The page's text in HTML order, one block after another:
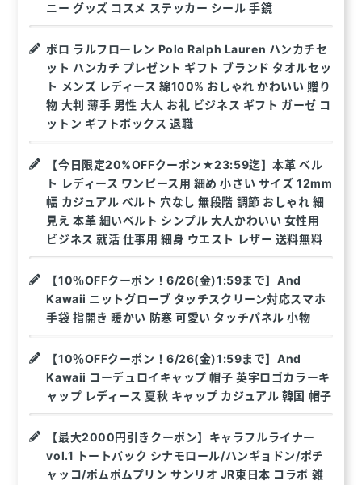
ニー グッズ コスメ ステッカー シール 手鏡
ポロ ラルフローレン Polo Ralph Lauren ハンカチセ
ット ハンカチ プレゼント ギフト ブランド タオルセッ
ト メンズ レディース 綿100% おしゃれ かわいい 贈り
物 大判 薄手 男性 大人 お礼 ビジネス ギフト ガーゼ コ
ットン ギフトボックス 退職
【今日限定20%OFFクーポン★23:59迄】本革 ベル
ト レディース ワンピース用 細め 小さい サイズ 12mm
幅 カジュアル ベルト 穴なし 無段階 調節 おしゃれ 細
見え 本革 細いベルト シンプル 大人かわいい 女性用
ビジネス 就活 仕事用 細身 ウエスト レザー 送料無料
【10％OFFクーポン！6/26(金)1:59まで】And
Kawaii ニットグローブ タッチスクリーン対応スマホ
手袋 指開き 暖かい 防寒 可愛い タッチパネル 小物
【10％OFFクーポン！6/26(金)1:59まで】And
Kawaii コーデュロイキャップ 帽子 英字ロゴカラーキ
ャップ レディース 夏秋 キャップ カジュアル 韓国 帽子
【最大2000円引きクーポン】キャラフルライナー
vol.1 トートバック シナモロール/ハンギョドン/ポチ
ャッコ/ポムポムプリン サンリオ JR東日本 コラボ 雑